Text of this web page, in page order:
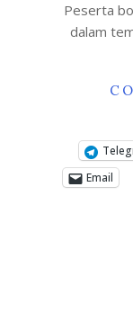
Peserta
dalam
Email